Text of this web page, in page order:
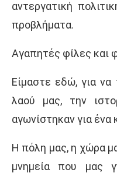
αντεργατική
προβλήματα.
Αγαπητές φίλες και
Είμαστε εδώ, για να
λαού μας, την
αγωνίστηκαν για ένα
Η πόλη μας, η χώρα
μνημεία που μας